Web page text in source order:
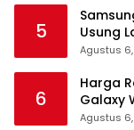
5
Usung
Agustus
6
Harga
Galaxy
Jutaan
Agustus